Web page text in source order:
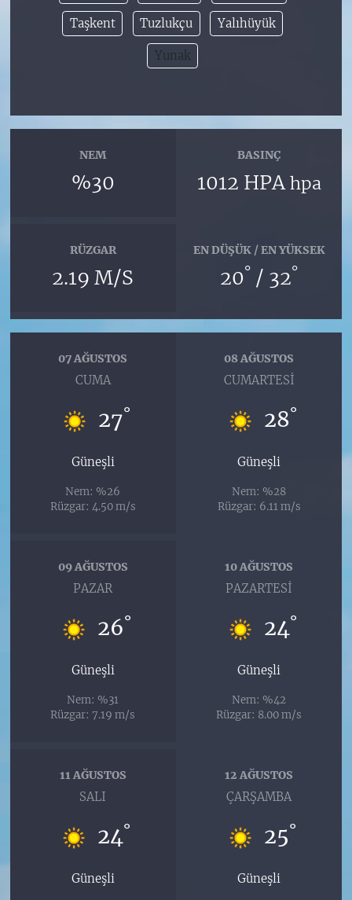
Taşkent Tuzlukçu Yalıhüyük
Yunak
NEM
%30
BASINÇ
1012 HPAhpa
RÜZGAR
2.19 M/S
EN DÜŞÜK / EN YÜKSEK
20° / 32°
07 AĞUSTOS
CUMA
27°
Güneşli
Nem: %26
Rüzgar: 4.50 m/s
08 AĞUSTOS
CUMARTESI
28°
Güneşli
Nem: %28
Rüzgar: 6.11 m/s
09 AĞUSTOS
PAZAR
26°
Güneşli
Nem: %31
Rüzgar: 7.19 m/s
10 AĞUSTOS
PAZARTESI
24°
Güneşli
Nem: %42
Rüzgar: 8.00 m/s
11 AĞUSTOS
SALI
24°
Güneşli
12 AĞUSTOS
ÇARŞAMBA
25°
Güneşli